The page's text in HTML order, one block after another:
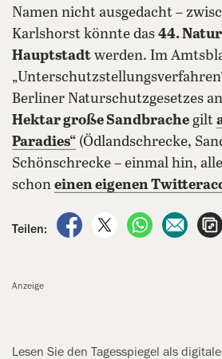
Namen nicht ausgedacht –
Karlshorst könnte das 44.
Hauptstadt werden. Im
Berliner Naturschutzgesetzes
Hektar große Sandbrache gilt
Paradies“ (Ödlandschrecke,
Schönschrecke – einmal hin,
schon einen eigenen
Teilen:
auf Facebook teilen
auf X teilen
per per
Anzeige
Lesen Sie den Tagesspiegel als